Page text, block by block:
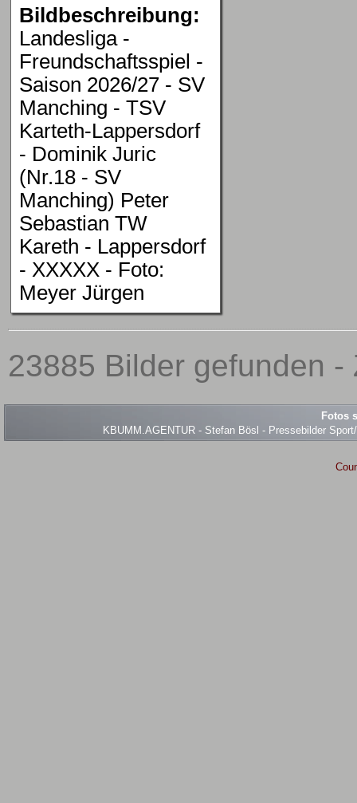
Bildbeschreibung:
Landesliga -
Freundschaftsspiel -
Saison 2026/27 - SV
Manching - TSV
Karteth-Lappersdorf
- Dominik Juric
(Nr.18 - SV
Manching) Peter
Sebastian TW
Kareth - Lappersdorf
- XXXXX - Foto:
Meyer Jürgen
23885 Bilder gefunden -
Fotos
KBUMM.AGENTUR - Stefan Bösl - Pressebilder